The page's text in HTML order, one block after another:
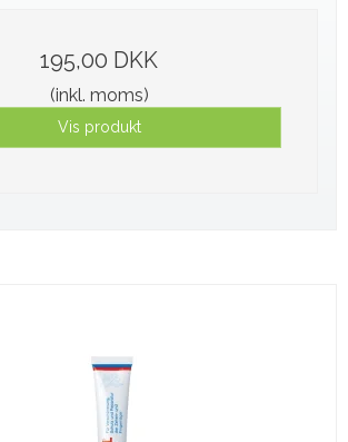
195,00 DKK
(inkl. moms)
Vis produkt